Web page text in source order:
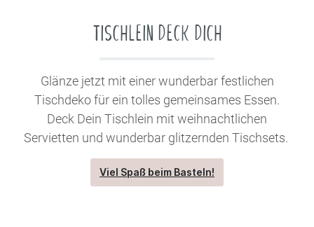
TISCHLEIN DECK DICH
Glänze jetzt mit einer wunderbar festlichen
Tischdeko für ein tolles gemeinsames Essen.
Deck Dein Tischlein mit weihnachtlichen
Servietten und wunderbar glitzernden Tischsets.
Viel Spaß beim Basteln!